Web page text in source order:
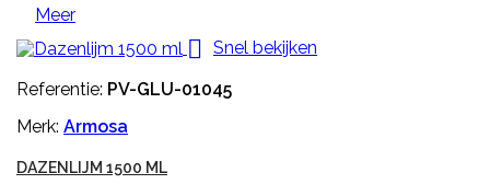
Meer
 Snel bekijken
Referentie: PV-GLU-01045
Merk: Armosa
DAZENLIJM 1500 ML